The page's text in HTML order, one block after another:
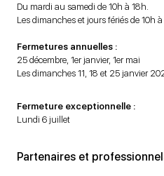
Du mardi au samedi de 10h à 18h.
Les dimanches et jours fériés de 10h à
Fermetures annuelles :
25 décembre, 1er janvier, 1er mai
Les dimanches 11, 18 et 25 janvier
Fermeture exceptionnelle :
Lundi 6 juillet
Partenaires et